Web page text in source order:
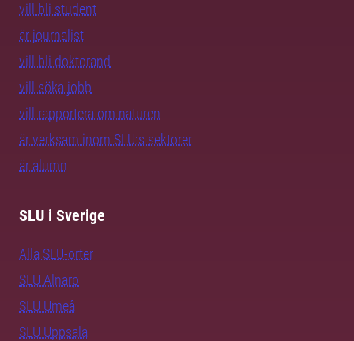
vill bli student
är journalist
vill bli doktorand
vill söka jobb
vill rapportera om naturen
är verksam inom SLU:s sektorer
är alumn
SLU i Sverige
Alla SLU-orter
SLU Alnarp
SLU Umeå
SLU Uppsala